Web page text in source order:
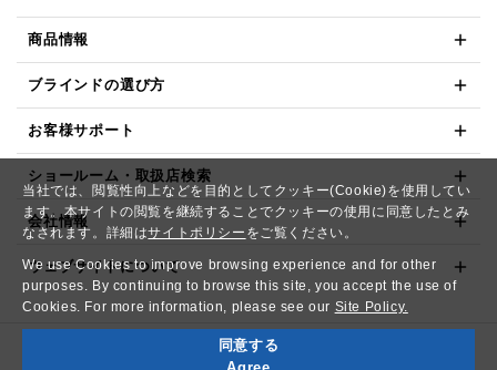
当社では、閲覧性向上などを目的としてクッキー(Cookie)を使用してい
ます。本サイトの閲覧を継続することでクッキーの使用に同意したとみ
なされます。詳細はサイトポリシー をご覧ください。
We use Cookies to improve browsing experience and for other
purposes. By continuing to browse this site, you accept the use of
Cookies. For more information, please see our Site Policy.
同意する
商品情報
ブラインドの選び方
お客様サポート
ショールーム・取扱店検索
会社情報
ウェブサイトについて
Copyright© NICHIBEI CO.,LTD. All Rights Reserved.